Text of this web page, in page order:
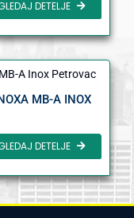
DETELJE
MB-A INOX
DETELJE